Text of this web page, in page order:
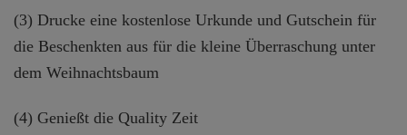
(3) Drucke eine kostenlose Urkunde und Gutschein für
die Beschenkten aus für die kleine Überraschung unter
dem Weihnachtsbaum
(4) Genießt die Quality Zeit